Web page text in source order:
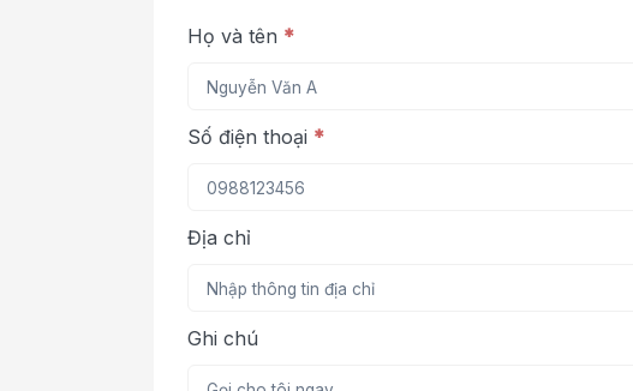
Họ và tên *
Số điện thoại *
Địa chỉ
Ghi chú